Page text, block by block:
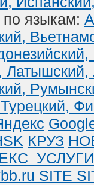
языкам:
Латышский,
Турецкий,
КРУЗ
SITE